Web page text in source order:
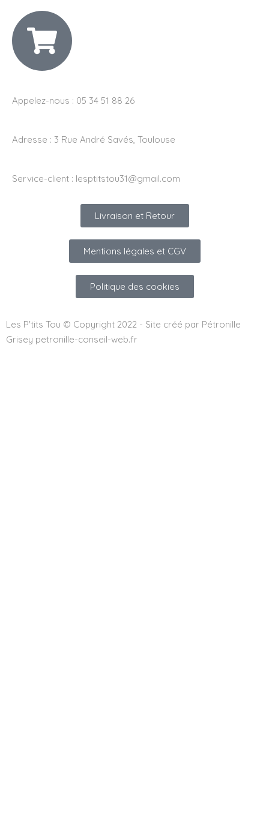
Appelez-nous : 05 34 51 88 26
Adresse : 3 Rue André Savés, Toulouse
Service-client : lesptitstou31@gmail.com
Livraison et Retour
Mentions légales et CGV
Politique des cookies
Les P'tits Tou © Copyright 2022 - Site créé par Pétronille
Grisey petronille-conseil-web.fr